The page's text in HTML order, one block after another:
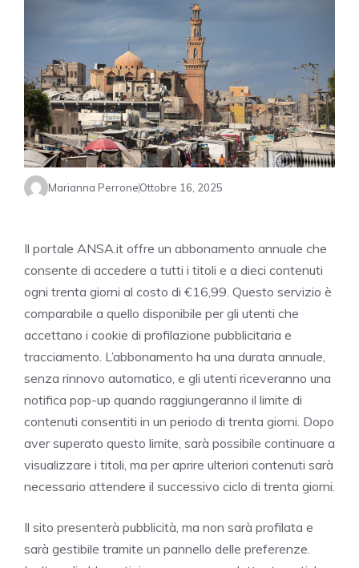
Marianna PerroneOttobre 16, 2025
Il portale ANSA.it offre un abbonamento annuale che
consente di accedere a tutti i titoli e a dieci contenuti
ogni trenta giorni al costo di €16,99. Questo servizio è
comparabile a quello disponibile per gli utenti che
accettano i cookie di profilazione pubblicitaria e
tracciamento. L’abbonamento ha una durata annuale,
senza rinnovo automatico, e gli utenti riceveranno una
notifica pop-up quando raggiungeranno il limite di
contenuti consentiti in un periodo di trenta giorni. Dopo
aver superato questo limite, sarà possibile continuare a
visualizzare i titoli, ma per aprire ulteriori contenuti sarà
necessario attendere il successivo ciclo di trenta giorni.
Il sito presenterà pubblicità, ma non sarà profilata e
sarà gestibile tramite un pannello delle preferenze.